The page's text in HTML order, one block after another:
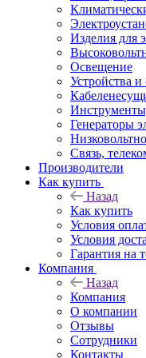
Изделия для
Освещение
Устройства и
Генераторы
Связь,
Производители
Как купить
Назад
Как купить
Условия
Условия
Гарантия на
Компания
Назад
Компания
О компании
Отзывы
Сотрудники
Контакты